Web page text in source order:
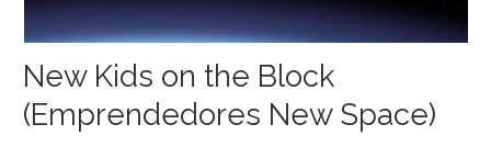
New Kids on the Block
(Emprendedores New Space)